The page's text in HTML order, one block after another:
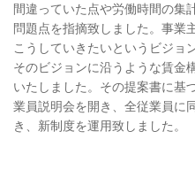
間違っていた点や労働時間の集
問題点を指摘致しました。事業
こうしていきたいというビジョ
そのビジョンに沿うような賃金
いたしました。その提案書に基
業員説明会を開き、全従業員に
き、新制度を運用致しました。